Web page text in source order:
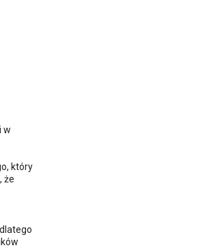
w
który
że